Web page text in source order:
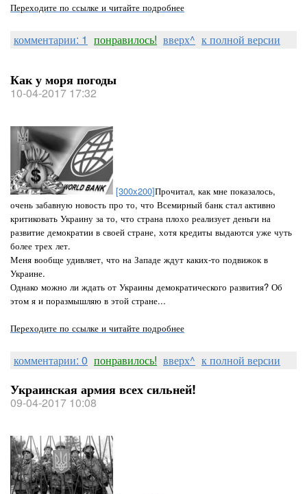
Переходите по ссылке и читайте подробнее
комментарии: 1 понравилось! вверх^ к полной версии
Как у моря погоды
10-04-2017 17:32
[300x200]Прочитал, как мне показалось,
очень забавную новость про то, что Всемирный банк стал активно
критиковать Украину за то, что страна плохо реализует деньги на
развитие демократии в своей стране, хотя кредиты выдаются уже чуть
более трех лет.
Меня вообще удивляет, что на Западе ждут каких-то подвижок в
Украине.
Однако можно ли ждать от Украины демократического развития? Об
этом я и поразмышляю в этой стране...
Переходите по ссылке и читайте подробнее
комментарии: 0 понравилось! вверх^ к полной версии
Украинская армия всех сильней!
09-04-2017 10:08